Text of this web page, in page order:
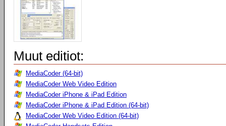
Muut editiot:
MediaCoder (64-bit)
MediaCoder Web Video Edition
MediaCoder iPhone & iPad Edition
MediaCoder iPhone & iPad Edition (64-bit)
MediaCoder Web Video Edition (64-bit)